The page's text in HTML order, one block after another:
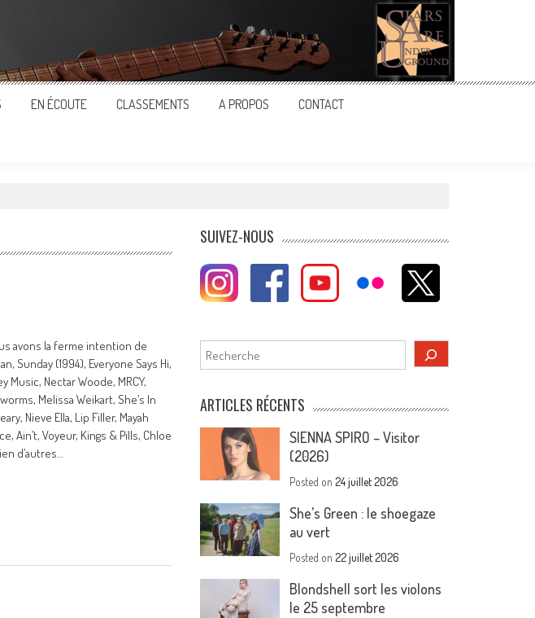
EN ÉCOUTE CLASSEMENTS A PROPOS CONTACT
avons la ferme intention de
Sunday (1994), Everyone Says Hi,
Music, Nectar Woode, MRCY,
Melissa Weikart, She’s In
Nieve Ella, Lip Filler, Mayah
Ain’t, Voyeur, Kings & Pills, Chloe
d’autres…
SUIVEZ-NOUS
Rechercher
ARTICLES RÉCENTS
SIENNA SPIRO – Visitor
(2026)
Posted on24 juillet 2026
She’s Green : le shoegaze
au vert
Posted on22 juillet 2026
Blondshell sort les violons
le 25 septembre